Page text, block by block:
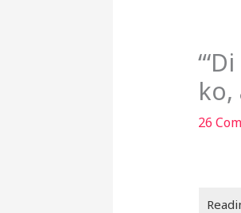
ko,
26